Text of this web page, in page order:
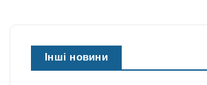
Інші новини